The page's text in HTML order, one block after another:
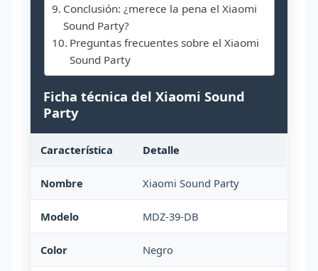
Conclusión: ¿merece la pena el Xiaomi
Sound Party?
Preguntas frecuentes sobre el Xiaomi
Sound Party
Ficha técnica del Xiaomi Sound
Party
Característica Detalle
Nombre Xiaomi Sound Party
Modelo MDZ-39-DB
Color Negro